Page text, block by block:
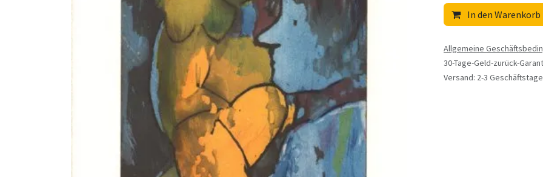
In den Warenkorb
Allgemeine
30-Tage-Geld-zurück-
Versand: 2-3 Geschäftstage